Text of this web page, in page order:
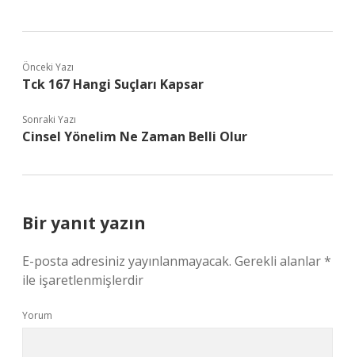
Önceki Yazı
Tck 167 Hangi Suçları Kapsar
Sonraki Yazı
Cinsel Yönelim Ne Zaman Belli Olur
Bir yanıt yazın
E-posta adresiniz yayınlanmayacak. Gerekli alanlar*
ile işaretlenmişlerdir
Yorum